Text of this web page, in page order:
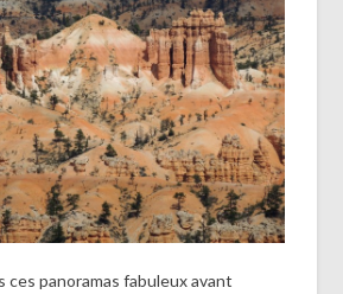
ces panoramas fabuleux avant